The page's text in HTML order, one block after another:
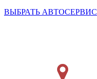
ВЫБРАТЬ АВТОСЕРВИС